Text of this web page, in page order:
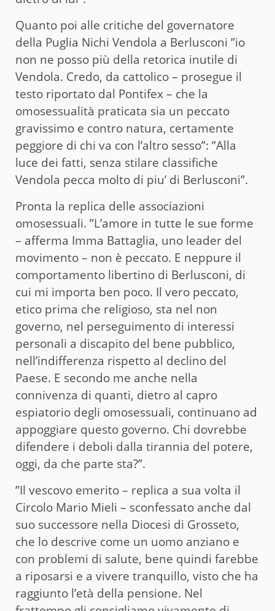
Quanto poi alle critiche del governatore
della Puglia Nichi Vendola a Berlusconi ”io
non ne posso più della retorica inutile di
Vendola. Credo, da cattolico – prosegue il
testo riportato dal Pontifex – che la
omosessualità praticata sia un peccato
gravissimo e contro natura, certamente
peggiore di chi va con l’altro sesso”: ”Alla
luce dei fatti, senza stilare classifiche
Vendola pecca molto di piu’ di Berlusconi”.
Pronta la replica delle associazioni
omosessuali. ”L’amore in tutte le sue forme
– afferma Imma Battaglia, uno leader del
movimento – non è peccato. E neppure il
comportamento libertino di Berlusconi, di
cui mi importa ben poco. Il vero peccato,
etico prima che religioso, sta nel non
governo, nel perseguimento di interessi
personali a discapito del bene pubblico,
nell’indifferenza rispetto al declino del
Paese. E secondo me anche nella
connivenza di quanti, dietro al capro
espiatorio degli omosessuali, continuano ad
appoggiare questo governo. Chi dovrebbe
difendere i deboli dalla tirannia del potere,
oggi, da che parte sta?”.
”Il vescovo emerito – replica a sua volta il
Circolo Mario Mieli – sconfessato anche dal
suo successore nella Diocesi di Grosseto,
che lo descrive come un uomo anziano e
con problemi di salute, bene quindi farebbe
a riposarsi e a vivere tranquillo, visto che ha
raggiunto l’età della pensione. Nel